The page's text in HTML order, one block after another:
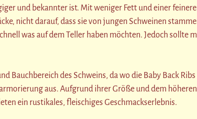
und bekannter ist. Mit weniger Fett und einer
nicht darauf, dass sie von jungen Schweinen
was auf dem Teller haben möchten. Jedoch sollte
Bauchbereich des Schweins, da wo die Baby Back
aus. Aufgrund ihrer Größe und dem
ein rustikales, fleischiges Geschmackserlebnis.